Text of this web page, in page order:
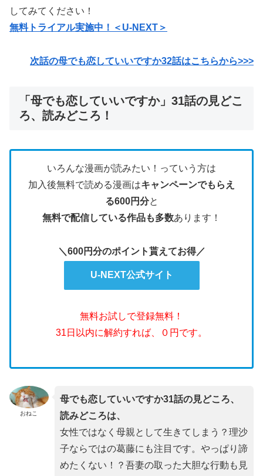
してみてください！
無料トライアル実施中！＜U-NEXT＞
次話の母でも恋していいですか32話はこちらから>>>
「母でも恋していいですか」31話の見どこ
ろ、読みどころ！
いろんな漫画が読みたい！っていう方は
加入後無料で読める漫画はキャンペーンでもらえ
る600円分と
無料で配信している作品も多数あります！
＼600円分のポイント貰えてお得／
U-NEXT公式サイト
無料お試しで登録無料！
31日以内に解約すれば、０円です。
おねこ
母でも恋していいですか31話の見どころ、
読みどころは、
女性ではなく母親として生きてしまう？理沙
子ならではの葛藤にも注目です。やっぱり諦
めたくない！？吾妻の取った大胆な行動も見